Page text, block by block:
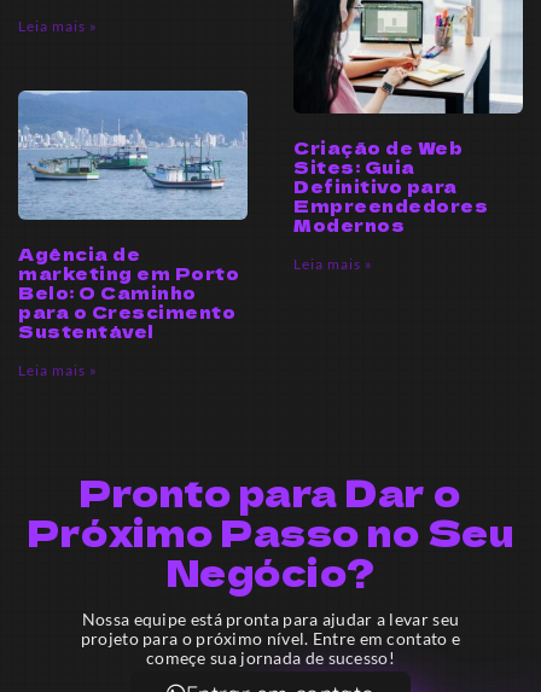
Leia mais »
Agência de
marketing em Porto
Belo: O Caminho
para o Crescimento
Sustentável
Leia mais »
Criação de Web
Sites: Guia
Definitivo para
Empreendedores
Modernos
Leia mais »
Pronto para Dar o
Próximo Passo no Seu
Negócio?
Nossa equipe está pronta para ajudar a levar seu
projeto para o próximo nível. Entre em contato e
começe sua jornada de sucesso!